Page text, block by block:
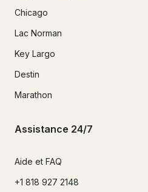
Chicago
Lac Norman
Key Largo
Destin
Marathon
Assistance 24/7
Aide et FAQ
+1 818 927 2148